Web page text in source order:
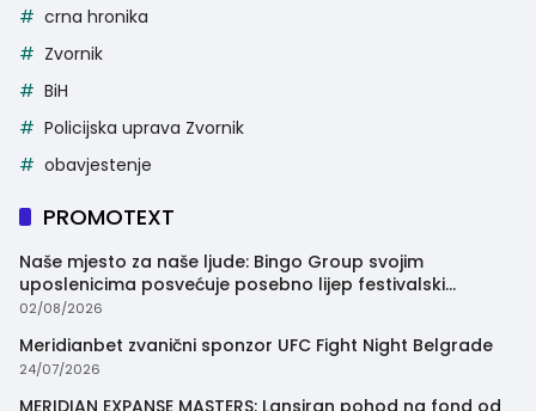
crna hronika
Zvornik
BiH
Policijska uprava Zvornik
obavjestenje
PROMOTEXT
Naše mjesto za naše ljude: Bingo Group svojim
uposlenicima posvećuje posebno lijep festivalski
trenutak
02/08/2026
Meridianbet zvanični sponzor UFC Fight Night Belgrade
24/07/2026
MERIDIAN EXPANSE MASTERS: Lansiran pohod na fond od